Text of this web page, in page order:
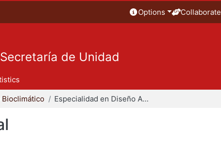
Options Collaborate
Secretaría de Unidad
Bioclimático Especialidad en Diseño Ambiental